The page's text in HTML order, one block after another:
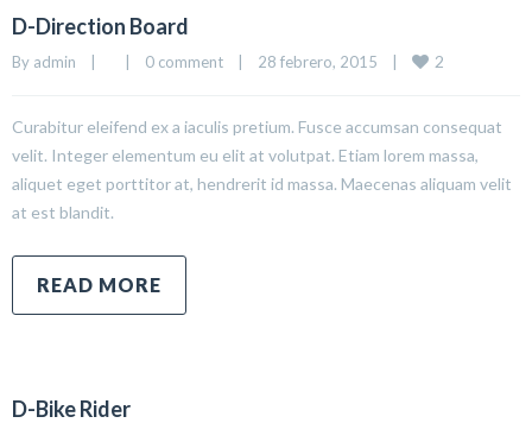
D-Direction Board
By admin 0 comment 28 febrero, 2015 2
Curabitur eleifend ex a iaculis pretium. Fusce accumsan consequat
velit. Integer elementum eu elit at volutpat. Etiam lorem massa,
aliquet eget porttitor at, hendrerit id massa. Maecenas aliquam velit
at est blandit.
READ MORE
D-Bike Rider